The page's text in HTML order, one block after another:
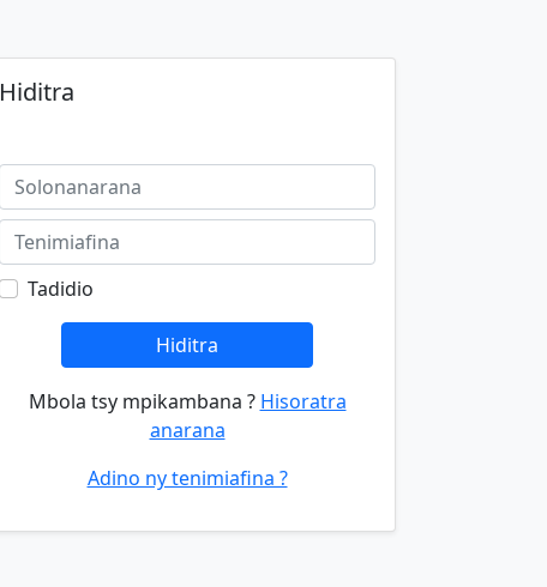
Hiditra
Tadidio
Hiditra
Mbola tsy mpikambana ? Hisoratra
anarana
Adino ny tenimiafina ?